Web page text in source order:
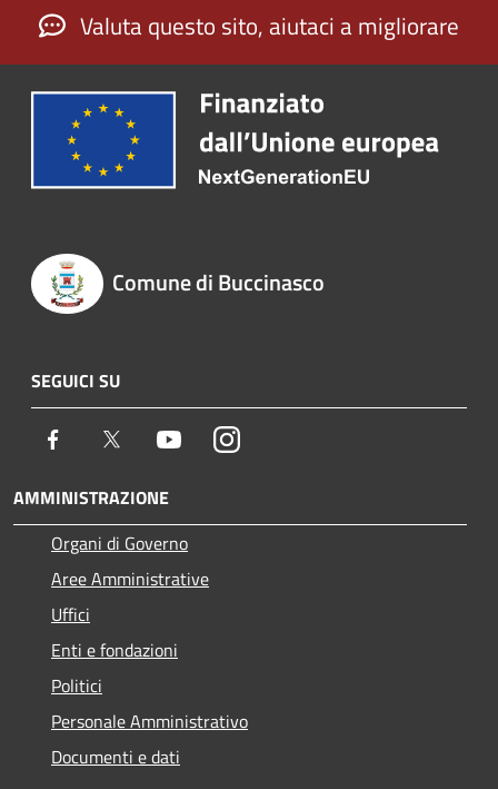
Valuta questo sito, aiutaci a migliorare
Comune di Buccinasco
SEGUICI SU
Facebook Twitter YoutubeInstagram
AMMINISTRAZIONE
Organi di Governo
Aree Amministrative
Uffici
Enti e fondazioni
Politici
Personale Amministrativo
Documenti e dati